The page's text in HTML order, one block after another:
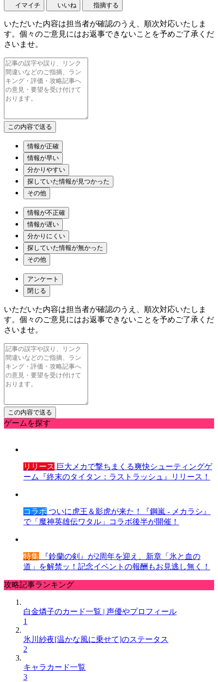
イマイチ いいね 指摘する
いただいた内容は担当者が確認のうえ、順次対応いたしま
す。個々のご意見にはお返事できないことを予めご了承くだ
さいませ。
情報が正確
情報が早い
分かりやすい
探していた情報が見つかった
その他
情報が不正確
情報が遅い
分かりにくい
探していた情報が無かった
その他
アンケート
閉じる
いただいた内容は担当者が確認のうえ、順次対応いたしま
す。個々のご意見にはお返事できないことを予めご了承くだ
さいませ。
ゲームを探す
リリース 巨大メカで撃ちまくる爽快シューティングゲ
ーム『終末のタイタン：ラストラッシュ』リリース！
コラボ ついに虎王＆影虎が来た！『鋼嵐 - メカラシ』
で「魔神英雄伝ワタル」コラボ後半が開催！
特集 『鈴蘭の剣』が2周年を迎え、新章「氷と血の
道」を解禁ッ！記念イベントの報酬もお見逃し無く！
攻略記事ランキング
白金燐子のカード一覧 | 声優やプロフィール
1
氷川紗夜[温かな風に乗せて]のステータス
2
キャラカード一覧
3